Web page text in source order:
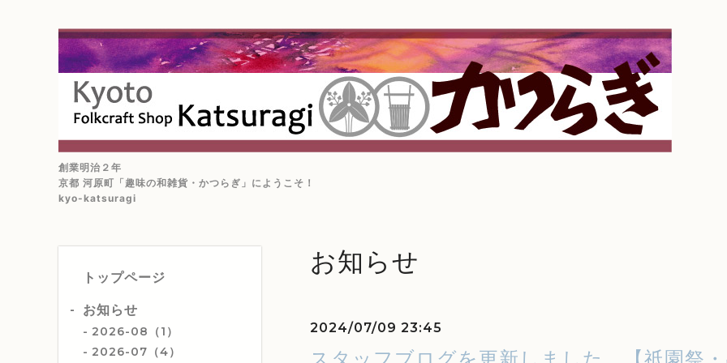
創業明治２年
京都 河原町「趣味の和雑貨・かつらぎ」にようこそ！
kyo-katsuragi
トップページ
お知らせ
2026-08（1）
2026-07（4）
お知らせ
2024/07/09 23:45